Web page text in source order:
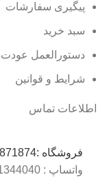
پیگیری سفارشات
سبد خرید
دستورالعمل عودت
شرایط و قوانین
اطلاعات تماس
فروشگاه :
واتساپ : 0